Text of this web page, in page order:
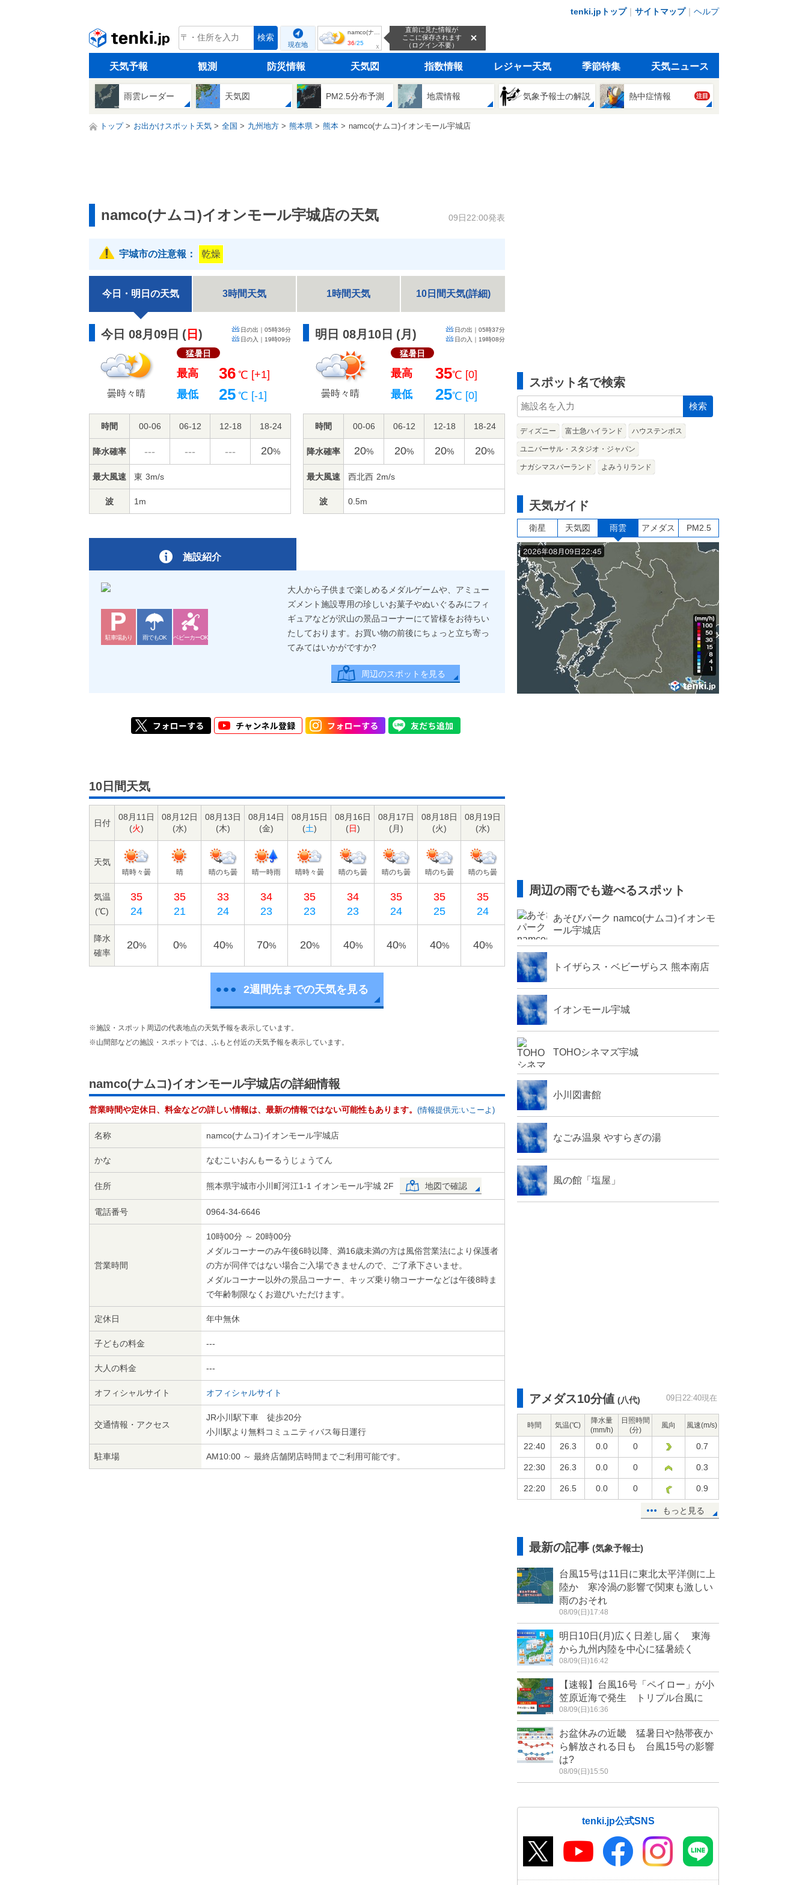
tenki.jpトップ｜ サイトマップ｜ ヘルプ
tenki.jp 検索
現在地
36/25 ｘ
直前に見た情報が
ここに保存されます
（ログイン不要）
天気予報 観測 防災情報 天気図 指数情報 レジャー天気 季節特集 天気ニュース
雨雲レーダー 天気図 PM2.5分布予測 地震情報 気象予報士の解説 熱中症情報 注目
トップ お出かけスポット天気 全国 九州地方 熊本県 熊本 namco(ナムコ)イオンモール宇城店
namco(ナムコ)イオンモール宇城店の天気 09日22:00発表
宇城市の注意報： 乾燥
今日・明日の天気 3時間天気 1時間天気 10日間天気(詳細)
今日 08月09日 ( 日 ) 日の出｜ 05時36分
日の入｜ 19時09分
曇時々晴
猛暑日
最高 36 ℃ [+1]
最低
25 ℃ [-1]
時間 00-06 06-12 12-18 18-24
降水確率 --- --- --- 20%
最大風速 東 3m/s
波 1m
明日 08月10日 (月 ) 日の出｜ 05時37分
日の入｜ 19時08分
曇時々晴
猛暑日
最高 35℃ [0]
最低
25℃ [0]
時間 00-06 06-12 12-18 18-24
降水確率 20% 20% 20% 20%
最大風速 西北西 2m/s
波 0.5m
施設紹介
駐車場あり 雨でもOK ベビーカーOK
大人から子供まで楽しめるメダルゲームや、アミュー
ズメント施設専用の珍しいお菓子やぬいぐるみにフィ
ギュアなどが沢山の景品コーナーにて皆様をお待ちい
たしております。お買い物の前後にちょっと立ち寄っ
てみてはいかがですか?
周辺のスポットを見る
10日間天気
日付
08月11日
(火)
08月12日
(水)
08月13日
(木)
08月14日
(金)
08月15日
(土)
08月16日
(日)
08月17日
(月)
08月18日
(火)
08月19日
(水)
天気
晴時々曇 晴 晴のち曇 晴一時雨 晴時々曇 晴のち曇 晴のち曇 晴のち曇 晴のち曇
気温
(℃)
35
24
35
21
33
24
34
23
35
23
34
23
35
24
35
25
35
24
降水
確率
20% 0% 40% 70% 20% 40% 40% 40% 40%
2週間先までの天気を見る
※施設・スポット周辺の代表地点の天気予報を表示しています。
※山間部などの施設・スポットでは、ふもと付近の天気予報を表示しています。
namco(ナムコ)イオンモール宇城店の詳細情報
営業時間や定休日、料金などの詳しい情報は、最新の情報ではない可能性もあります。 (情報提供元:いこーよ)
名称 namco(ナムコ)イオンモール宇城店
かな なむこいおんもーるうじょうてん
住所 熊本県宇城市小川町河江1-1 イオンモール宇城 2F 地図で確認
電話番号 0964-34-6646
営業時間
10時00分 ～ 20時00分
メダルコーナーのみ午後6時以降、満16歳未満の方は風俗営業法により保護者
の方が同伴ではない場合ご入場できませんので、ご了承下さいませ。
メダルコーナー以外の景品コーナー、キッズ乗り物コーナーなどは午後8時ま
で年齢制限なくお遊びいただけます。
定休日 年中無休
子どもの料金 ---
大人の料金 ---
オフィシャルサイト オフィシャルサイト
交通情報・アクセス
JR小川駅下車 徒歩20分
小川駅より無料コミュニティバス毎日運行
駐車場 AM10:00 ～ 最終店舗閉店時間までご利用可能です。
スポット名で検索
検索
ディズニー 富士急ハイランド ハウステンボス
ユニバーサル・スタジオ・ジャパン
ナガシマスパーランド よみうりランド
天気ガイド
衛星 天気図 雨雲 アメダス PM2.5
周辺の雨でも遊べるスポット
あそびパーク namco(ナムコ)イオンモ
ール宇城店
トイザらス・ベビーザらス 熊本南店
イオンモール宇城
TOHOシネマズ宇城
小川図書館
なごみ温泉 やすらぎの湯
風の館「塩屋」
アメダス10分値 (八代) 09日22:40現在
時間 気温(℃)
降水量
(mm/h)
日照時間
(分)
風向 風速(m/s)
22:40 26.3 0.0 0 0.7
22:30 26.3 0.0 0 0.3
22:20 26.5 0.0 0 0.9
もっと見る
最新の記事 (気象予報士)
台風15号は11日に東北太平洋側に上
陸か 寒冷渦の影響で関東も激しい
雨のおそれ
08/09(日)17:48
明日10日(月)広く日差し届く 東海
から九州内陸を中心に猛暑続く
08/09(日)16:42
【速報】台風16号「ペイロー」が小
笠原近海で発生 トリプル台風に
08/09(日)16:36
お盆休みの近畿 猛暑日や熱帯夜か
ら解放される日も 台風15号の影響
は?
08/09(日)15:50
tenki.jp公式SNS